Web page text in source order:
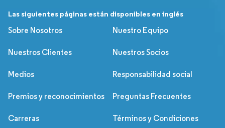
Las siguientes páginas están disponibles en inglés
Sobre Nosotros
Nuestro Equipo
Nuestros Clientes Nuestros Socios
Medios Responsabilidad social
Premios y reconocimientos Preguntas Frecuentes
Carreras Términos y Condiciones